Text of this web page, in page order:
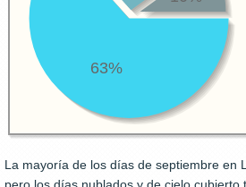
63%
La mayoría de los días de septiembre en